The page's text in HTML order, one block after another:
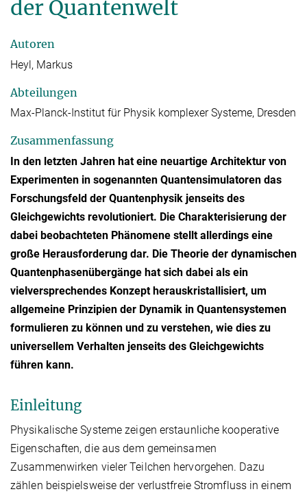
der Quantenwelt
Autoren
Heyl, Markus
Abteilungen
Max-Planck-Institut für Physik komplexer Systeme, Dresden
Zusammenfassung
In den letzten Jahren hat eine neuartige Architektur von
Experimenten in sogenannten Quantensimulatoren das
Forschungsfeld der Quantenphysik jenseits des
Gleichgewichts revolutioniert. Die Charakterisierung der
dabei beobachteten Phänomene stellt allerdings eine
große Herausforderung dar. Die Theorie der dynamischen
Quantenphasenübergänge hat sich dabei als ein
vielversprechendes Konzept herauskristallisiert, um
allgemeine Prinzipien der Dynamik in Quantensystemen
formulieren zu können und zu verstehen, wie dies zu
universellem Verhalten jenseits des Gleichgewichts
führen kann.
Einleitung
Physikalische Systeme zeigen erstaunliche kooperative
Eigenschaften, die aus dem gemeinsamen
Zusammenwirken vieler Teilchen hervorgehen. Dazu
zählen beispielsweise der verlustfreie Stromfluss in einem